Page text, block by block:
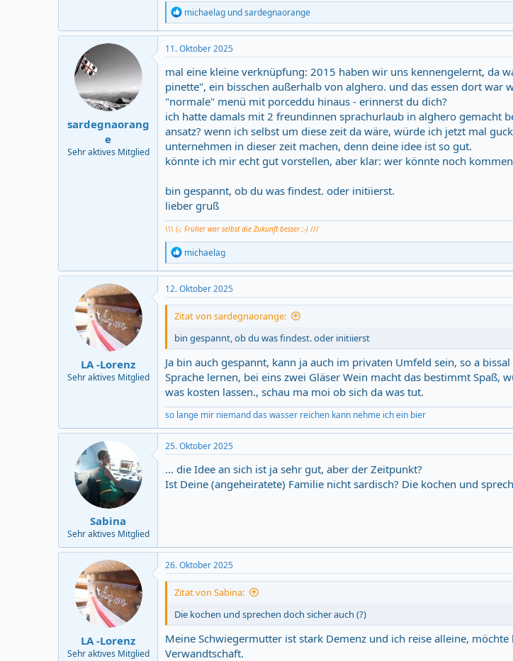
R
e
a
c
t
o
n
s
:
michaelag undsardegnaorange
sardegnaorang
e
Sehr aktives Mitglied
11. Oktober 2025
mal eine kleine verknüpfung: 2015 haben wir uns kennengelernt, da
pinette", ein bisschen außerhalb von alghero. und das essen dort war
"normale" menü mit porceddu hinaus - erinnerst du dich?
ich hatte damals mit 2 freundinnen sprachurlaub in alghero gemacht
ansatz? wenn ich selbst um diese zeit da wäre, würde ich jetzt mal
unternehmen in dieser zeit machen, denn deine idee ist so gut.
könnte ich mir echt gut vorstellen, aber klar: wer könnte noch
bin gespannt, ob du was findest. oder initiierst.
lieber gruß
\\\ (-; Früher war selbst die Zukunft besser ;-) ///
R
e
a
c
t
i
o
s
:
michaelag
LA -Lorenz
Sehr aktives Mitglied
12. Oktober 2025
Zitat von sardegnaorange:
bin gespannt, ob du was findest. oder initiierst
Ja bin auch gespannt, kann ja auch im privaten Umfeld sein, so a
Sprache lernen, bei eins zwei Gläser Wein macht das bestimmt Spaß,
was kosten lassen., schau ma moi ob sich da was tut.
so lange mir niemand das wasser reichen kann nehme ich ein bier
Sabina
Sehr aktives Mitglied
25. Oktober 2025
... die Idee an sich ist ja sehr gut, aber der Zeitpunkt?
Ist Deine (angeheiratete) Familie nicht sardisch? Die kochen und
LA -Lorenz
Sehr aktives Mitglied
26. Oktober 2025
Zitat von Sabina:
Die kochen und sprechen doch sicher auch (?)
Meine Schwiegermutter ist stark Demenz und ich reise alleine,
Verwandtschaft.